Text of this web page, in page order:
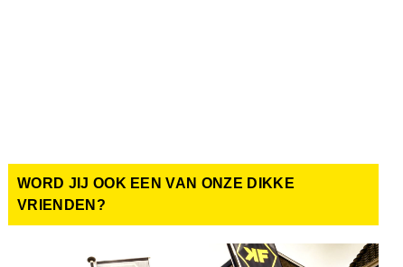
WORD JIJ OOK EEN VAN ONZE DIKKE
VRIENDEN?